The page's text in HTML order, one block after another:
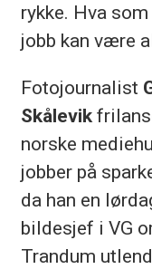
rykke. Hva
jobb kan være
Fotojournalist
Skålevik
norske
jobber på
da han en
bildesjef i VG
Trandum